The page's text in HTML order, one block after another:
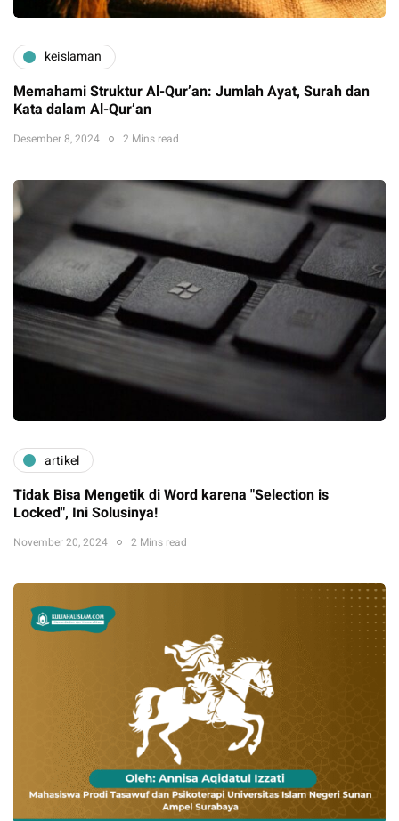
keislaman
Memahami Struktur Al-Qur’an: Jumlah Ayat, Surah dan
Kata dalam Al-Qur’an
Desember 8, 2024 2 Mins read
artikel
Tidak Bisa Mengetik di Word karena "Selection is
Locked", Ini Solusinya!
November 20, 2024 2 Mins read